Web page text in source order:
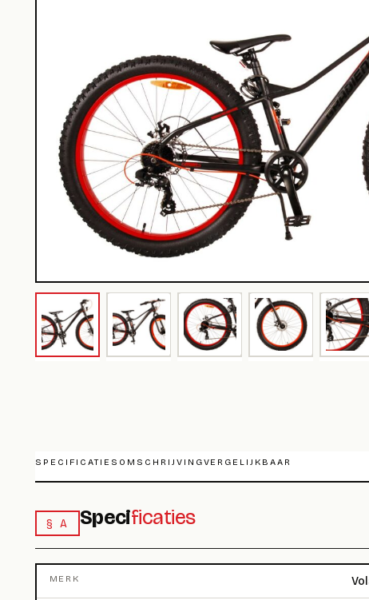
SPECIFICATIES OMSCHRIJVINGVERGELIJKBAAR
§ A Specificaties
MERK